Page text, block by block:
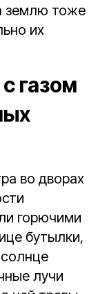
землю тоже
их
газом
во дворах
горючими
бутылки,
лучи